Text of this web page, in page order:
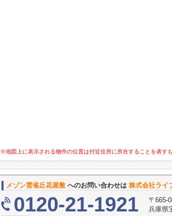
※地図上に表示される物件の位置は付近住所に所在することを表す
メゾン雲雀丘花屋敷 へのお問い合わせは 株式会社ライ
0120-21-1921
〒665-
兵庫県